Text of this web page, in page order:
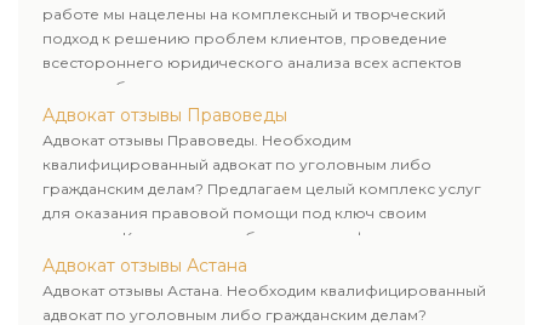
работе мы нацелены на комплексный и творческий
подход к решению проблем клиентов, проведение
всестороннего юридического анализа всех аспектов
дела и выбор рационального пути для его успешного
завершения.
Адвокат отзывы Правоведы
Адвокат отзывы Правоведы. Необходим
квалифицированный адвокат по уголовным либо
гражданским делам? Предлагаем целый комплекс услуг
для оказания правовой помощи под ключ своим
клиентам. Комплексное обслуживание физических и
юридических лиц. Индивидуальный подход к каждому
клиенту.
Адвокат отзывы Астана
Адвокат отзывы Астана. Необходим квалифицированный
адвокат по уголовным либо гражданским делам?